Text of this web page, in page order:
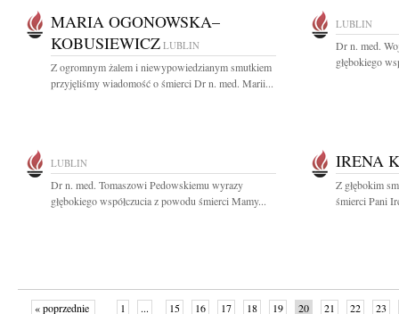
MARIA OGONOWSKA–
KOBUSIEWICZ LUBLIN
Z ogromnym żalem i niewypowiedzianym smutkiem
przyjęliśmy wiadomość o śmierci Dr n. med. Marii...
LUBLIN
Dr n. med.
głębokiego
LUBLIN
Dr n. med. Tomaszowi Pedowskiemu wyrazy
głębokiego współczucia z powodu śmierci Mamy...
IRENA
Z głębokim
śmierci Pani
« poprzednie 1 ... 15 16 17 18 19 20 21 22 23